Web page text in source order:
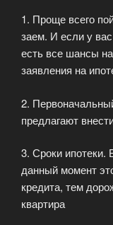
1. Проще всего
заем. И если у
есть все шансы
заявления на
2.
предлагают
3. Сроки ипотеки.
данный момент
кредита, тем
квартира